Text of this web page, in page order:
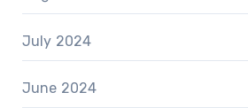
July 2024
June 2024